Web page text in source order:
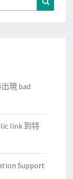
現 bad
link 到特
Support